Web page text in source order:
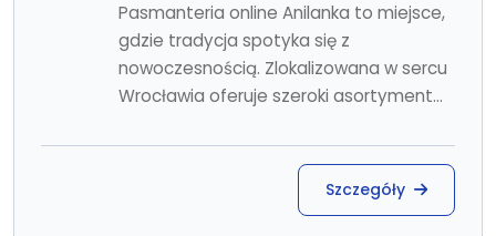
Pasmanteria online Anilanka to miejsce,
gdzie tradycja spotyka się z
nowoczesnością. Zlokalizowana w sercu
Wrocławia oferuje szeroki asortyment...
Szczegóły